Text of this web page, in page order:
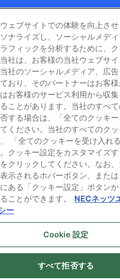
Networks & System Integration
ェブサイトでの体験を向上さ
ナライズし、ソーシャルメデ
フィックを分析するために、
社は、お客様の当社ウェブサ
社のソーシャルメディア、広告
おり、そのパートナーはお客
お客様のサービス利用から収
ことがあります。当社のすべ
する場合は、「全てのクッキー
ください。当社のすべてのク
「全てのクッキーを受け入れ
クッキー設定をカスタマイズ
クリックしてください。なお
示されるホバーボタン、また
ある「クッキー設定」ボタン
ことができます。
NECネッツ
ー
Cookie 設定
すべて拒否する